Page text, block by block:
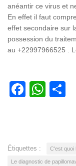
anéantir ce virus et
En effet il faut
effet secondaire sur
possession du
au +22997966525 .
Étiquettes : C'est quoi
Le diagnostic de